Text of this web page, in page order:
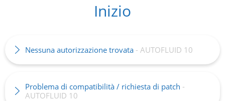
Inizio
Nessuna autorizzazione trovata - AUTOFLUID 10
Problema di compatibilità / richiesta di patch -
AUTOFLUID 10